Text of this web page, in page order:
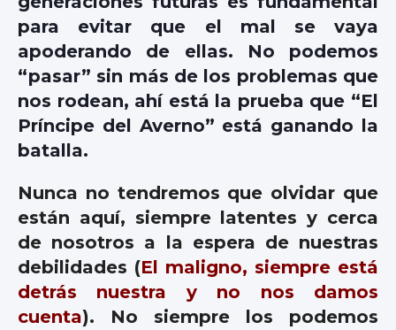
para evitar que el mal se vaya
apoderando de ellas. No podemos
“pasar” sin más de los problemas que
nos rodean, ahí está la prueba que “El
Príncipe del Averno” está ganando la
batalla.
Nunca no tendremos que olvidar que
están aquí, siempre latentes y cerca
de nosotros a la espera de nuestras
debilidades (El maligno, siempre está
detrás nuestra y no nos damos
cuenta). No siempre los podemos